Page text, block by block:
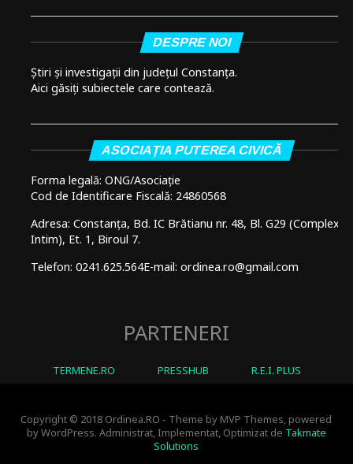
DESPRE NOI
Știri și investigații din județul Constanța.
Aici găsiți subiectele care contează.
ASOCIAȚIA PUTEREA CIVICĂ
Forma legală: ONG/Asociație
Cod de Identificare Fiscală: 24860568
Adresa: Constanța, Bd. IC Brătianu nr. 48, Bl. G29 (Complex
Intim), Et. 1, Biroul 7.
Telefon: 0241.625.564E-mail: ordinea.ro@gmail.com
PARTENERI
TERMENE.RO PRESSHUB R.E.I. PLUS
Copyright © 2018 Ordinea.RO - Theme by MVP Themes, powered
by WordPress. Administrat, Implementat, Optimizat de Takmate
Solutions